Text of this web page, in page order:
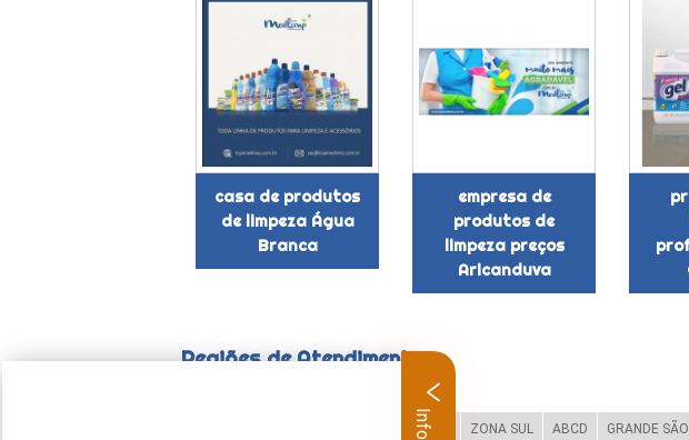
casa de produtos
de limpeza Água
Branca
empresa de
produtos de
limpeza preços
Aricanduva
Regiões de Atendimento
ZONA OESTE ZONA SUL ABCD GRANDE